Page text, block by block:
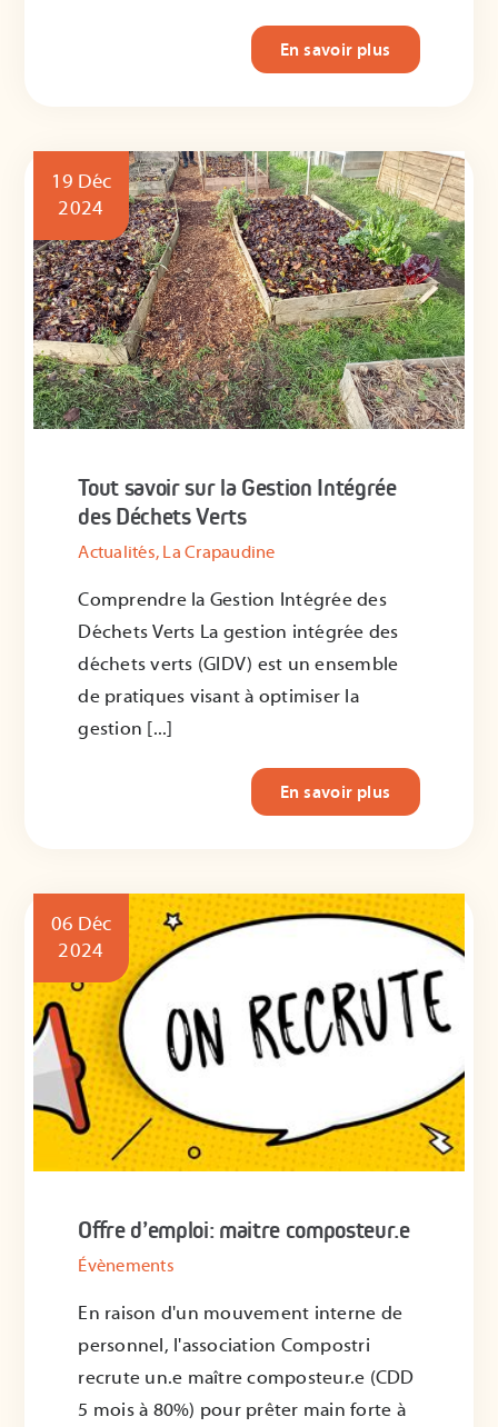
En savoir plus
19 Déc
2024
Tout savoir sur la Gestion Intégrée
des Déchets Verts
Actualités, La Crapaudine
Comprendre la Gestion Intégrée des
Déchets Verts La gestion intégrée des
déchets verts (GIDV) est un ensemble
de pratiques visant à optimiser la
gestion [...]
En savoir plus
06 Déc
2024
Offre d’emploi: maitre composteur.e
Évènements
En raison d'un mouvement interne de
personnel, l'association Compostri
recrute un.e maître composteur.e (CDD
5 mois à 80%) pour prêter main forte à